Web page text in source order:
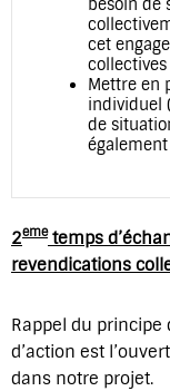
besoin de
cet
collectives
Mettre en
individuel
de
2emetemps
revendications
Rappel du principe
d’action est
dans notre projet.